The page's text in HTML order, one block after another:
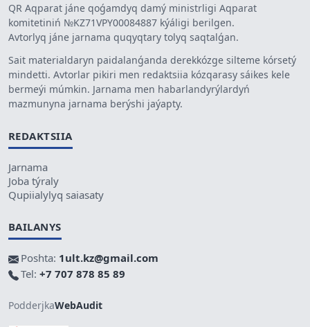
QR Aqparat jáne qoǵamdyq damý ministrligi Aqparat
komitetiniń №KZ71VPY00084887 kýáligi berilgen.
Avtorlyq jáne jarnama quqyqtary tolyq saqtalǵan.
Sait materialdaryn paidalanǵanda derekkózge silteme kórsetý
mindetti. Avtorlar pikiri men redaktsiia kózqarasy sáikes kele
bermeýi múmkin. Jarnama men habarlandyrýlardyń
mazmunyna jarnama berýshi jaýapty.
REDAKTSIIA
Jarnama
Joba týraly
Qupiialylyq saiasaty
BAILANYS
Poshta: 1ult.kz@gmail.com
Tel: +7 707 878 85 89
PodderjkaWebAudit